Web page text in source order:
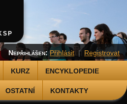
KURZ ENCYKLOPEDIE
OSTATNÍ KONTAKTY
Nepřihlášen: Přihlásit | Registrovat